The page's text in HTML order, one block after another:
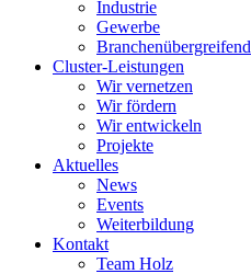
Industrie
Gewerbe
Branchenübergreifend
Cluster-Leistungen
Wir vernetzen
Wir fördern
Wir entwickeln
Projekte
Aktuelles
News
Events
Weiterbildung
Kontakt
Team Holz